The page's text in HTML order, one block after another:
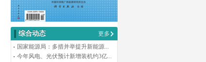
综合动态
更多
国家能源局：多措并举提升新能源...
今年风电、光伏预计新增装机约3亿...